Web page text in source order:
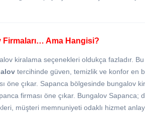
Firmaları… Ama Hangisi?
kiralama seçenekleri oldukça fazladır.
tercihinde güven, temizlik ve konfor en
öne çıkar. Sapanca bölgesinde bungalov
firması öne çıkar. Bungalov Sapanca;
müşteri memnuniyeti odaklı hizmet